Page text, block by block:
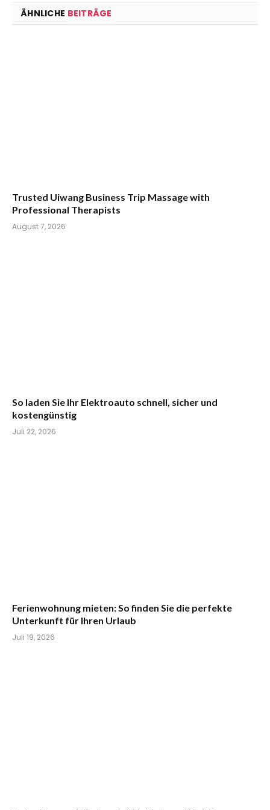
ÄHNLICHE BEITRÄGE
Trusted Uiwang Business Trip Massage with
Professional Therapists
August 7, 2026
So laden Sie Ihr Elektroauto schnell, sicher und
kostengünstig
Juli 22, 2026
Ferienwohnung mieten: So finden Sie die perfekte
Unterkunft für Ihren Urlaub
Juli 19, 2026